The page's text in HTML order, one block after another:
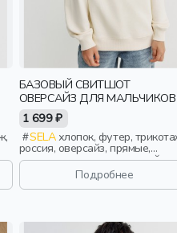
БАЗОВЫЙ СВИТШОТ
ОВЕРСАЙЗ ДЛЯ МАЛЬЧИКОВ
1 699 ₽
SELAхлопок, футер, трикотаж,
россия, оверсайз, прямые,
резинка, длинные, длинный
рукав, школа, однотон, манжета,
свободные, вырез, круглый
вырез, мальчики, дети
Подробнее